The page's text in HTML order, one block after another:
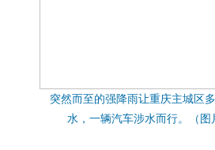
突然而至的强降雨让重庆主城区
水，一辆汽车涉水而行。（图